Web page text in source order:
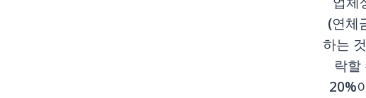
(연체
하는
락
20%